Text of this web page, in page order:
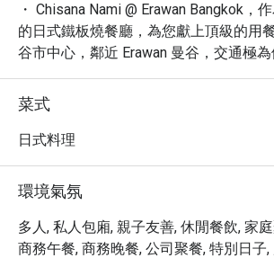
it. These small details create a
remembrance in our mind and we will
definitely come back.
Wife is happy, kids are happy - I am
Thank you to the team for your great
service and delicious food. We will
・ Chisana Nami @ Erawan Bangkok，
的日式鐵板燒餐廳，為您獻上頂級的用
谷市中心，鄰近 Erawan 曼谷，交通極
舒適的氛圍中，我們精心準備新鮮食材
鐵板燒料理。
・ 餐廳以其精緻的菜單聞名，您可以品
精心製作的美味佳餚。從鮮嫩的肉類到
外，我們還提供豐富的酒品選擇，包括
雞尾酒及烈酒，滿足您不同的口味需求
選項。
・ 透過 Eatigo 預訂 Chisana Nami @
菜式
日式料理
環境氣氛
多人, 私人包廂, 親子友善, 休閒餐飲, 家
商務午餐, 商務晚餐, 公司聚餐, 特別日子,